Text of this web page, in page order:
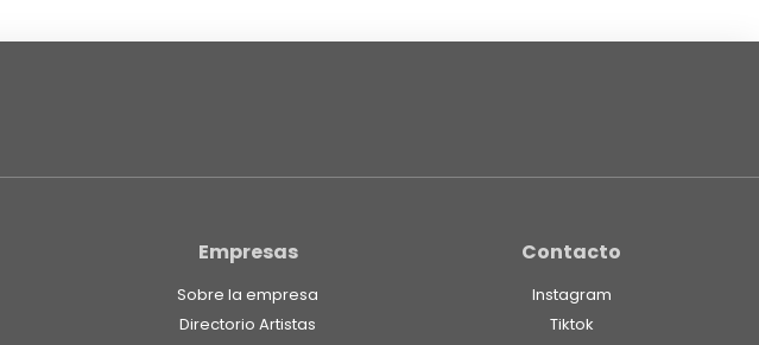
Empresas
Sobre la empresa
Directorio Artistas
Contacto
Instagram
Tiktok